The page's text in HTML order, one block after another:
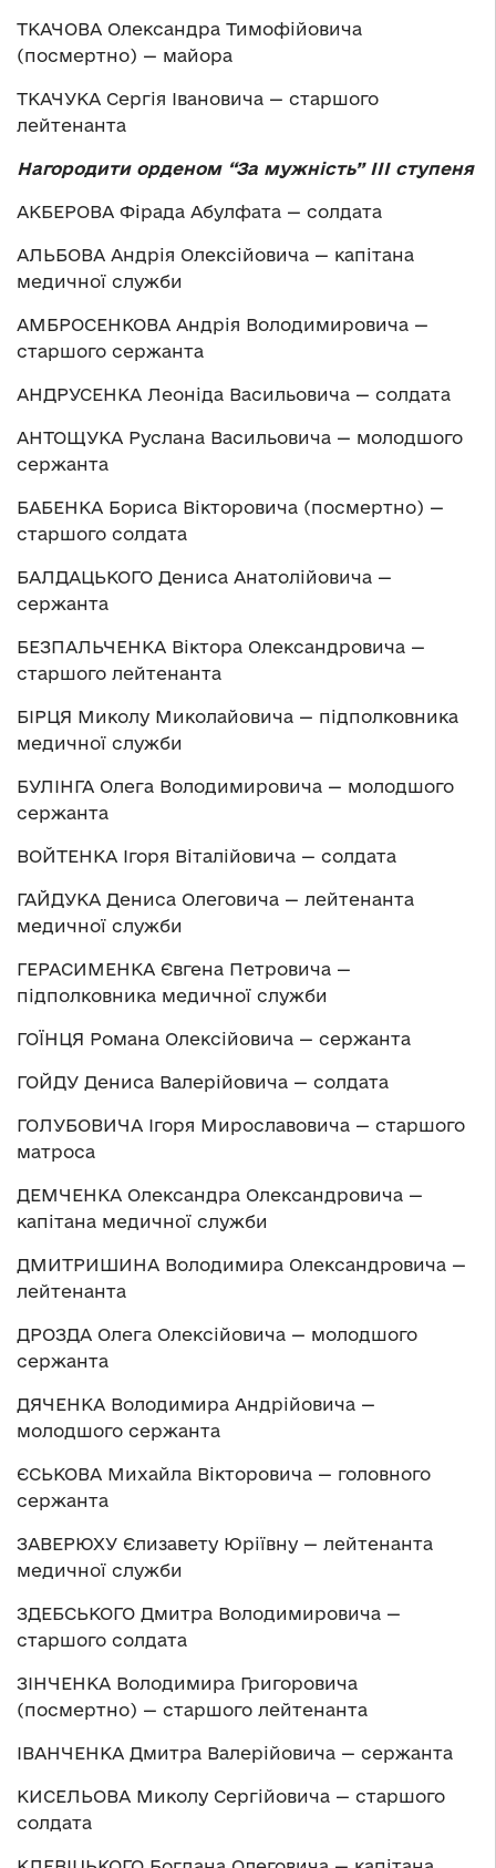
ТКАЧОВА Олександра Тимофійовича
(посмертно) — майора
ТКАЧУКА Сергія Івановича — старшого
лейтенанта
Нагородити орденом “За мужність” ІІІ ступеня
АКБЕРОВА Фірада Абулфата — солдата
АЛЬБОВА Андрія Олексійовича — капітана
медичної служби
АМБРОСЕНКОВА Андрія Володимировича —
старшого сержанта
АНДРУСЕНКА Леоніда Васильовича — солдата
АНТОЩУКА Руслана Васильовича — молодшого
сержанта
БАБЕНКА Бориса Вікторовича (посмертно) —
старшого солдата
БАЛДАЦЬКОГО Дениса Анатолійовича —
сержанта
БЕЗПАЛЬЧЕНКА Віктора Олександровича —
старшого лейтенанта
БІРЦЯ Миколу Миколайовича — підполковника
медичної служби
БУЛІНГА Олега Володимировича — молодшого
сержанта
ВОЙТЕНКА Ігоря Віталійовича — солдата
ГАЙДУКА Дениса Олеговича — лейтенанта
медичної служби
ГЕРАСИМЕНКА Євгена Петровича —
підполковника медичної служби
ГОЇНЦЯ Романа Олексійовича — сержанта
ГОЙДУ Дениса Валерійовича — солдата
ГОЛУБОВИЧА Ігоря Мирославовича — старшого
матроса
ДЕМЧЕНКА Олександра Олександровича —
капітана медичної служби
ДМИТРИШИНА Володимира Олександровича —
лейтенанта
ДРОЗДА Олега Олексійовича — молодшого
сержанта
ДЯЧЕНКА Володимира Андрійовича —
молодшого сержанта
ЄСЬКОВА Михайла Вікторовича — головного
сержанта
ЗАВЕРЮХУ Єлизавету Юріївну — лейтенанта
медичної служби
ЗДЕБСЬКОГО Дмитра Володимировича —
старшого солдата
ЗІНЧЕНКА Володимира Григоровича
(посмертно) — старшого лейтенанта
ІВАНЧЕНКА Дмитра Валерійовича — сержанта
КИСЕЛЬОВА Миколу Сергійовича — старшого
солдата